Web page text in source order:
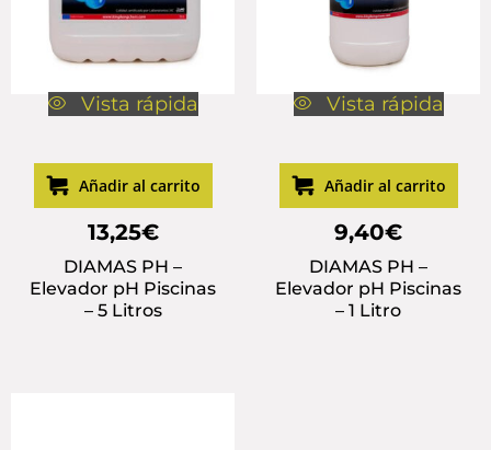
Vista rápida
Añadir al carrito
13,25€
DIAMAS PH –
Elevador pH Piscinas
– 5 Litros
Vista rápida
Añadir al carrito
9,40€
DIAMAS PH –
Elevador pH Piscinas
– 1 Litro